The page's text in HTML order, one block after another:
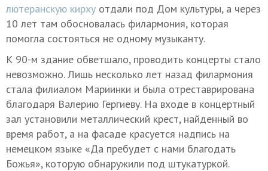
лютеранскую кирху отдали под Дом культуры, а через
10 лет там обосновалась филармония, которая
помогла состояться не одному музыканту.
К 90-м здание обветшало, проводить концерты стало
невозможно. Лишь несколько лет назад филармония
стала филиалом Мариинки и была отреставрирована
благодаря Валерию Гергиеву. На входе в концертный
зал установили металлический крест, найденный во
время работ, а на фасаде красуется надпись на
немецком языке «Да пребудет с нами благодать
Божья», которую обнаружили под штукатуркой.